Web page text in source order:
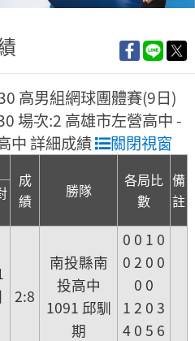
高男組網球團體賽(9日)
場次:2 高雄市左營高中 -
中 詳細成績
關閉視窗
成
績
勝隊
各局比
數
備
註
2:8
南投縣南
投高中
1091 邱馴
期
0 0 1 0
0 2 0 0
0 0
1 2 0 3
4 0 5 6